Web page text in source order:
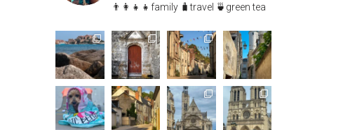
👨‍👩‍👧‍👧family 🧳travel 🍵green tea